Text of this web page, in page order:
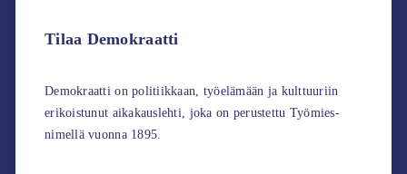
Tilaa Demokraatti
Demokraatti on politiikkaan, työelämään ja kulttuuriin
erikoistunut aikakauslehti, joka on perustettu Työmies-
nimellä vuonna 1895.